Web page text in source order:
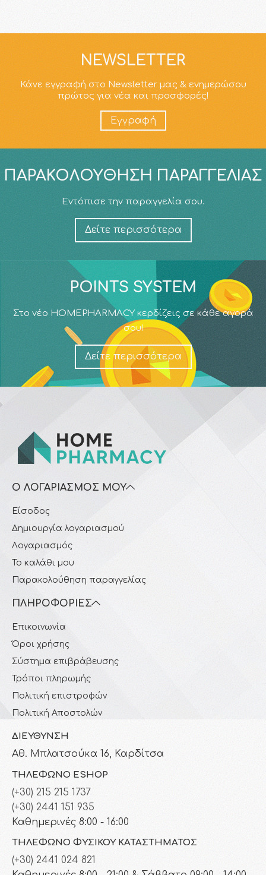
NEWSLETTER
Κάνε εγγραφή στο Newsletter μας & ενημερώσου
πρώτος για νέα και προσφορές!
Εγγραφή
ΠΑΡΑΚΟΛΟΎΘΗΣΗ ΠΑΡΑΓΓΕΛΊΑΣ
Εντόπισε την παραγγελία σου.
Δείτε περισσότερα
POINTS SYSTEM
Στο νέο HOMEPHARMACY κερδίζεις σε κάθε αγορά
σου!
Δείτε περισσότερα
Ο ΛΟΓΑΡΙΑΣΜΌΣ ΜΟΥ
Είσοδος
Δημιουργία λογαριασμού
Λογαριασμός
Το καλάθι μου
Παρακολούθηση παραγγελίας
ΠΛΗΡΟΦΟΡΊΕΣ
Επικοινωνία
Όροι χρήσης
Σύστημα επιβράβευσης
Τρόποι πληρωμής
Πολιτική επιστροφών
Πολιτική Αποστολών
ΔΙΕΎΘΥΝΣΗ
Αθ. Μπλατσούκα 16, Καρδίτσα
ΤΗΛΈΦΩΝΟ ESHOP
(+30) 215 215 1737
(+30) 2441 151 935
Καθημερινές 8:00 - 16:00
ΤΗΛΈΦΩΝΟ ΦΥΣΙΚΟΎ ΚΑΤΑΣΤΉΜΑΤΟΣ
(+30) 2441 024 821